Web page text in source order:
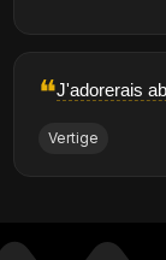
❝J'adorerais
Vertige